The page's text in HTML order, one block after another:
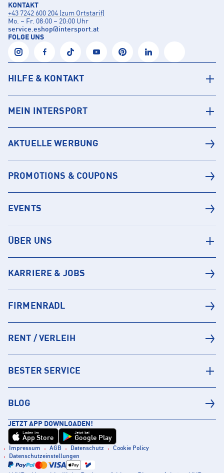
KONTAKT
+43 7242 600 204 (zum Ortstarif)
Mo. – Fr. 08:00 – 20:00 Uhr
service.eshop@intersport.at
FOLGE UNS
HILFE & KONTAKT
MEIN INTERSPORT
AKTUELLE WERBUNG
PROMOTIONS & COUPONS
EVENTS
ÜBER UNS
KARRIERE & JOBS
FIRMENRADL
RENT / VERLEIH
BESTER SERVICE
BLOG
JETZT APP DOWNLOADEN!
Laden im
App Store
Jetzt bei
Google Play
Impressum AGB Datenschutz
Cookie Policy
Datenschutzeinstellungen